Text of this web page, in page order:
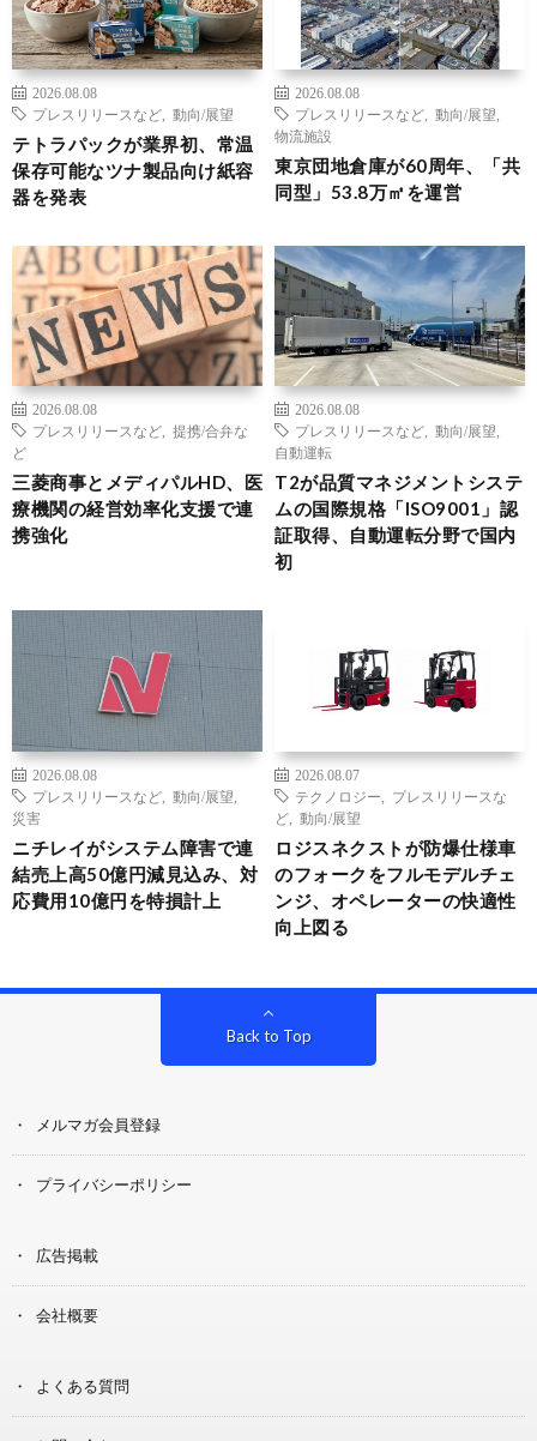
2026.08.08
プレスリリースなど
動向/展望
テトラパックが業界初、常温
保存可能なツナ製品向け紙容
器を発表
2026.08.08
プレスリリースなど
動向/展望
物流施設
東京団地倉庫が60周年、「共
同型」53.8万㎡を運営
2026.08.08
プレスリリースなど
提携/合弁な
ど
三菱商事とメディパルHD、医
療機関の経営効率化支援で連
携強化
2026.08.08
プレスリリースなど
動向/展望
自動運転
T2が品質マネジメントシステ
ムの国際規格「ISO9001」認
証取得、自動運転分野で国内
初
2026.08.08
プレスリリースなど
動向/展望
災害
ニチレイがシステム障害で連
結売上高50億円減見込み、対
応費用10億円を特損計上
2026.08.07
テクノロジー
プレスリリースな
ど
動向/展望
ロジスネクストが防爆仕様車
のフォークをフルモデルチェ
ンジ、オペレーターの快適性
向上図る
Back to Top
メルマガ会員登録
プライバシーポリシー
広告掲載
会社概要
よくある質問